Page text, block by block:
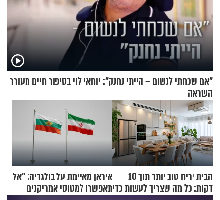
"אם שכחתי לנשום – הייתי נחנק": יוחאי לוי בסיפור חיים מעורר
השראה
הבית יריח טוב יותר תוך 10
דקות: כל מה שצריך לעשות כדי
איראן מאיימת על בולגריה: "אל
תאפשרו למטוסי אמריקנים